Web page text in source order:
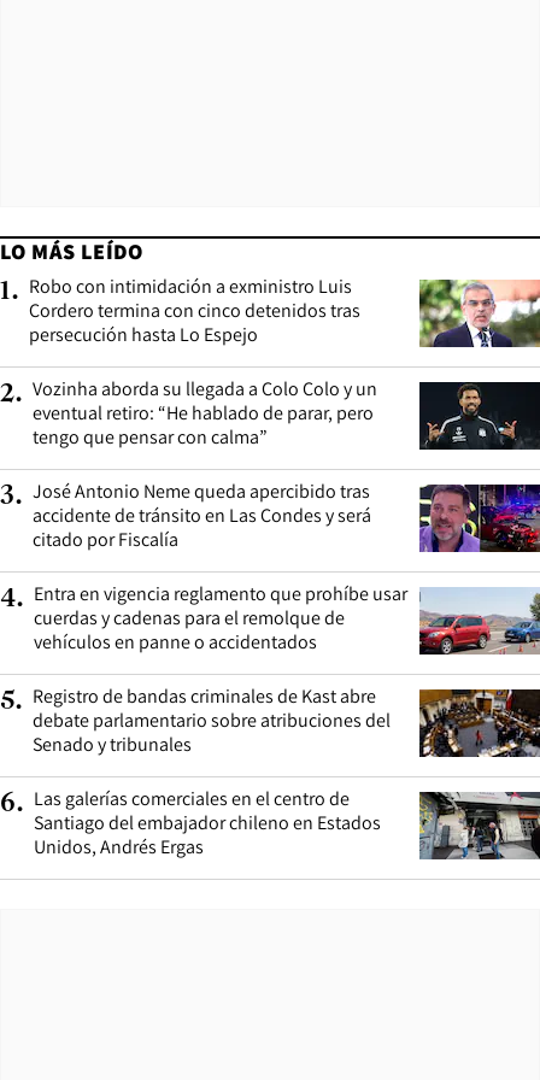
LO MÁS LEÍDO
1. Robo con intimidación a exministro Luis
Cordero termina con cinco detenidos tras
persecución hasta Lo Espejo
2. Vozinha aborda su llegada a Colo Colo y un
eventual retiro: “He hablado de parar, pero
tengo que pensar con calma”
3. José Antonio Neme queda apercibido tras
accidente de tránsito en Las Condes y será
citado por Fiscalía
4. Entra en vigencia reglamento que prohíbe usar
cuerdas y cadenas para el remolque de
vehículos en panne o accidentados
5. Registro de bandas criminales de Kast abre
debate parlamentario sobre atribuciones del
Senado y tribunales
6. Las galerías comerciales en el centro de
Santiago del embajador chileno en Estados
Unidos, Andrés Ergas